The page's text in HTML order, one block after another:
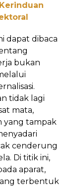
dapat dibaca
bukan
tidak lagi
mata,
yang tampak
cenderung
Di titik ini,
aparat,
terbentuk